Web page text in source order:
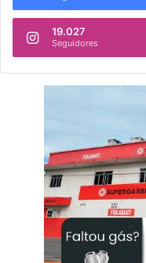
19.027
Seguidores